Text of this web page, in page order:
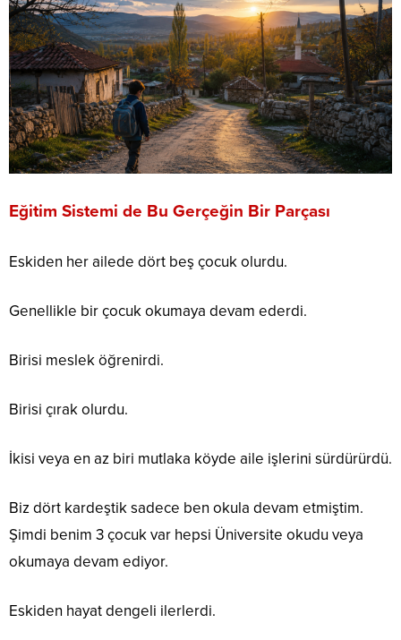
Eğitim Sistemi de Bu Gerçeğin Bir Parçası
Eskiden her ailede dört beş çocuk olurdu.
Genellikle bir çocuk okumaya devam ederdi.
Birisi meslek öğrenirdi.
Birisi çırak olurdu.
İkisi veya en az biri mutlaka köyde aile işlerini sürdürürdü.
Biz dört kardeştik sadece ben okula devam etmiştim.
Şimdi benim 3 çocuk var hepsi Üniversite okudu veya
okumaya devam ediyor.
Eskiden hayat dengeli ilerlerdi.